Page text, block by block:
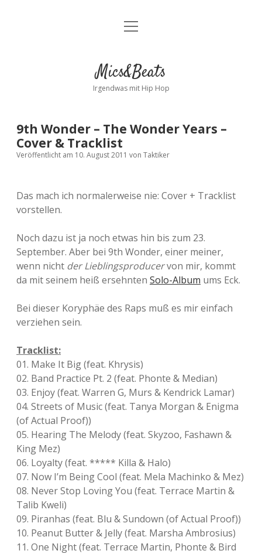
Kontakt
facebookinstagram
bandcamp
spotify
Menü
Mics&Beats
Irgendwas mit Hip Hop
9th Wonder – The Wonder Years –
Cover & Tracklist
Veröffentlicht am 10. August 2011 von Taktiker
Das mach ich normalerweise nie: Cover + Tracklist
vorstellen.
Noch dazu ist ja noch etwas hin bis zum 23.
September. Aber bei 9th Wonder, einer meiner,
wenn nicht der Lieblingsproducervon mir, kommt
da mit seinem heiß ersehnten Solo-Album ums Eck.
Bei dieser Koryphäe des Raps muß es mir einfach
verziehen sein.
Tracklist:
01. Make It Big (feat. Khrysis)
02. Band Practice Pt. 2 (feat. Phonte & Median)
03. Enjoy (feat. Warren G, Murs & Kendrick Lamar)
04. Streets of Music (feat. Tanya Morgan & Enigma
(of Actual Proof))
05. Hearing The Melody (feat. Skyzoo, Fashawn &
King Mez)
06. Loyalty (feat. ***** Killa & Halo)
07. Now I’m Being Cool (feat. Mela Machinko & Mez)
08. Never Stop Loving You (feat. Terrace Martin &
Talib Kweli)
09. Piranhas (feat. Blu & Sundown (of Actual Proof))
10. Peanut Butter & Jelly (feat. Marsha Ambrosius)
11. One Night (feat. Terrace Martin, Phonte & Bird